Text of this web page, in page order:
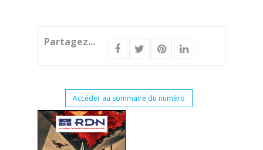
Partagez...
Accéder au sommaire du numéro